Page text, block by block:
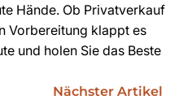
Hände. Ob Privatverkauf
Vorbereitung klappt es
und holen Sie das Beste
Nächster Artikel